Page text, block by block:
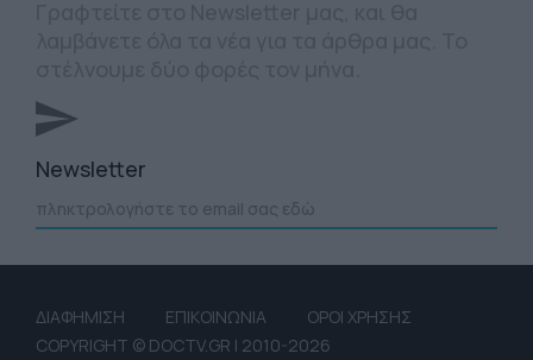
Newsletter
ΔΙΑΦΗΜΙΣΗ ΕΠΙΚΟΙΝΩΝΙΑ
ΟΡΟΙ ΧΡΗΣΗΣ
COPYRIGHT © DOCTV.GR | 2010-2026